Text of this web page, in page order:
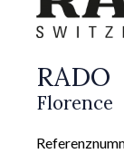
RADO
Florence